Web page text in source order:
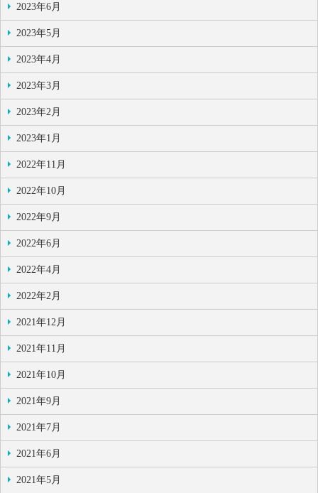
2023年6月
2023年5月
2023年4月
2023年3月
2023年2月
2023年1月
2022年11月
2022年10月
2022年9月
2022年6月
2022年4月
2022年2月
2021年12月
2021年11月
2021年10月
2021年9月
2021年7月
2021年6月
2021年5月